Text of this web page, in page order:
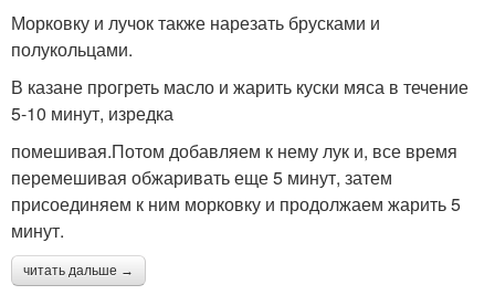
Морковку и лучок также нарезать брусками и
полукольцами.
В казане прогреть масло и жарить куски мяса в течение
5-10 минут, изредка
помешивая.Потом добавляем к нему лук и, все время
перемешивая обжаривать еще 5 минут, затем
присоединяем к ним морковку и продолжаем жарить 5
минут.
читать дальше →